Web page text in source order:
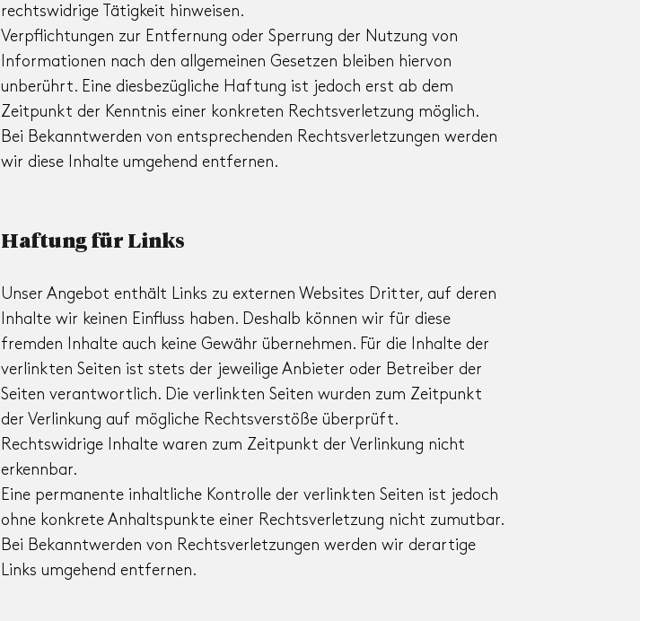
rechtswidrige Tätigkeit hinweisen.
Verpflichtungen zur Entfernung oder Sperrung der Nutzung von
Informationen nach den allgemeinen Gesetzen bleiben hiervon
unberührt. Eine diesbezügliche Haftung ist jedoch erst ab dem
Zeitpunkt der Kenntnis einer konkreten Rechtsverletzung möglich.
Bei Bekanntwerden von entsprechenden Rechtsverletzungen werden
wir diese Inhalte umgehend entfernen.
Haftung für Links
Unser Angebot enthält Links zu externen Websites Dritter, auf deren
Inhalte wir keinen Einfluss haben. Deshalb können wir für diese
fremden Inhalte auch keine Gewähr übernehmen. Für die Inhalte der
verlinkten Seiten ist stets der jeweilige Anbieter oder Betreiber der
Seiten verantwortlich. Die verlinkten Seiten wurden zum Zeitpunkt
der Verlinkung auf mögliche Rechtsverstöße überprüft.
Rechtswidrige Inhalte waren zum Zeitpunkt der Verlinkung nicht
erkennbar.
Eine permanente inhaltliche Kontrolle der verlinkten Seiten ist jedoch
ohne konkrete Anhaltspunkte einer Rechtsverletzung nicht zumutbar.
Bei Bekanntwerden von Rechtsverletzungen werden wir derartige
Links umgehend entfernen.